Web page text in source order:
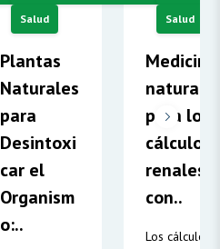
Salud
Plantas
Naturales
para
Desintoxi
car el
Organism
o:..
Salud
Medicina
natural
para los
cálculos
renales
con..
Los cálculos